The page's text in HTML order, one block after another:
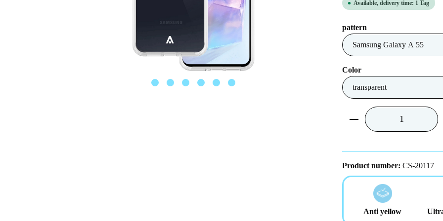
Available, delivery time: 1 Tag
Select
pattern
Select
Color
Product Quantity:
Product number: CS-20117
Anti yellow